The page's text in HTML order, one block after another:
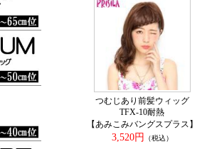
つむじあり前髪ウィッグ
TFX-10耐熱
【あみこみバングスプラス】
3,520円
（税込）